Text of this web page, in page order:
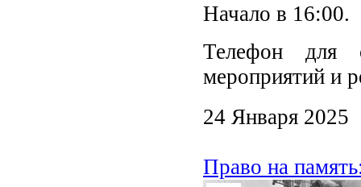
Начало в 16:00.
Телефон для
мероприятий и
24 Января 2025
Право на